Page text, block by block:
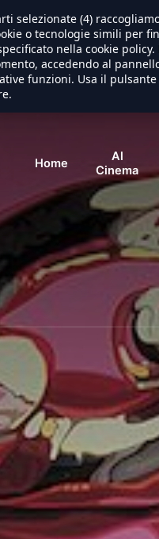
Home
Al
Cinema
selezionate (4)
o tecnologie simili per
nella cookie
accedendo al
funzioni. Usa il pulsante